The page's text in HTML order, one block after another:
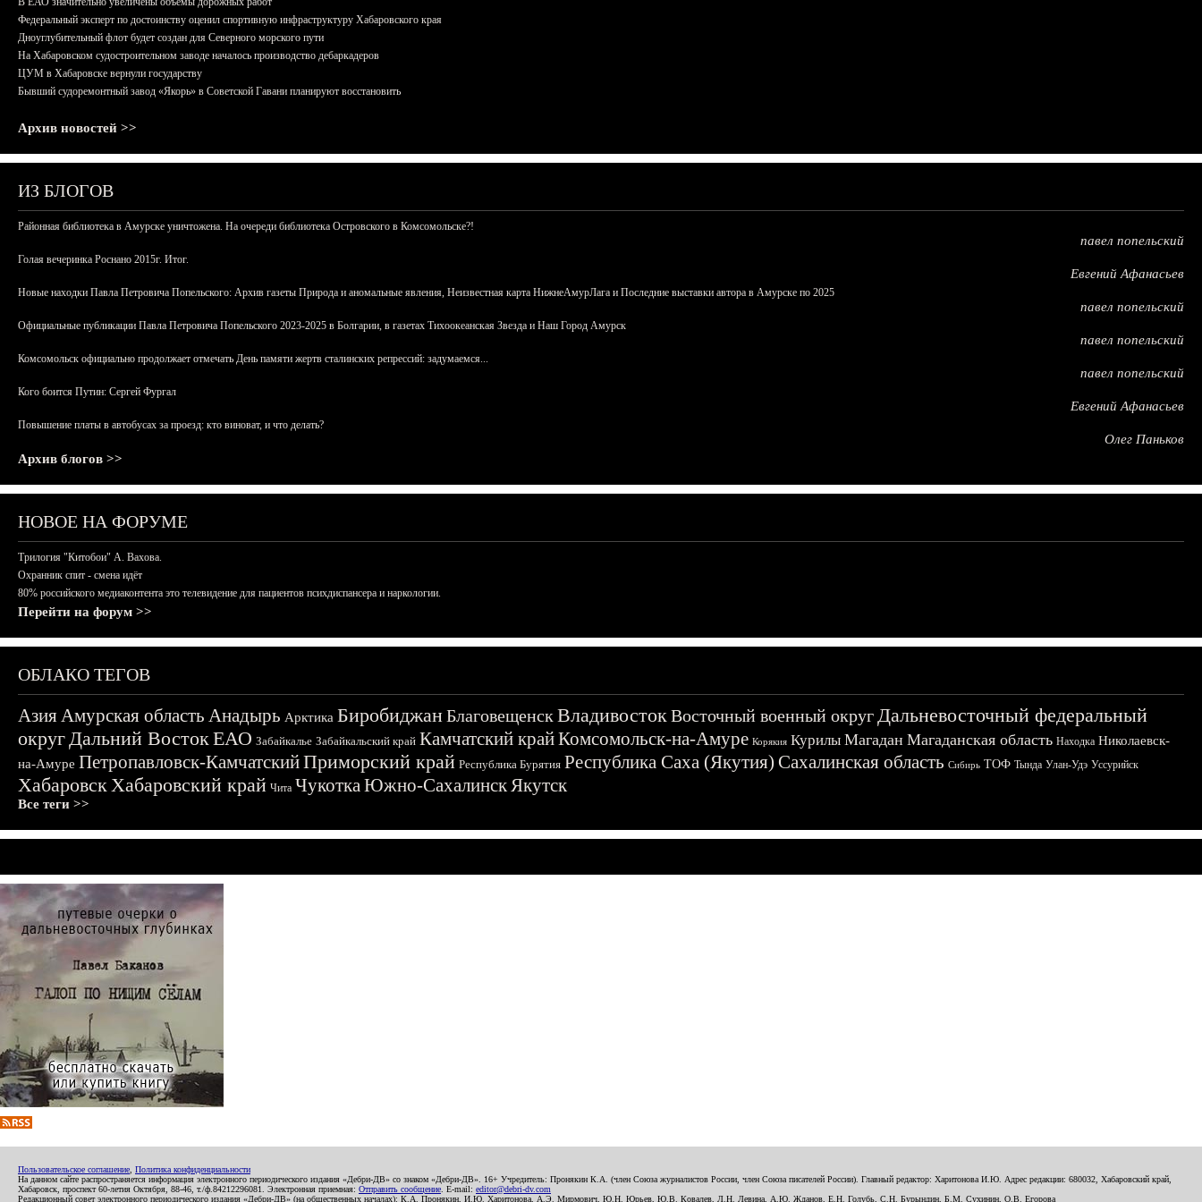
Федеральный эксперт по достоинству оценил спортивную инфраструктуру Хабаровского края
Дноуглубительный флот будет создан для Северного морского пути
На Хабаровском судостроительном заводе началось производство дебаркадеров
ЦУМ в Хабаровске вернули государству
Бывший судоремонтный завод «Якорь» в Советской Гавани планируют восстановить
Архив новостей >>
ИЗ БЛОГОВ
Районная библиотека в Амурске уничтожена. На очереди библиотека Островского в Комсомольске?!
павел попельский
Голая вечеринка Роснано 2015г. Итог.
Евгений Афанасьев
Новые находки Павла Петровича Попельского: Архив газеты Природа и аномальные явления, Неизвестная карта НижнеАмурЛага и Последние выставки автора в Амурске по 2025
павел попельский
Официальные публикации Павла Петровича Попельского 2023-2025 в Болгарии, в газетах Тихоокеанская Звезда и Наш Город Амурск
павел попельский
Комсомольск официально продолжает отмечать День памяти жертв сталинских репрессий: задумаемся...
павел попельский
Кого боится Путин: Сергей Фургал
Евгений Афанасьев
Повышение платы в автобусах за проезд: кто виноват, и что делать?
Олег Паньков
Архив блогов >>
НОВОЕ НА ФОРУМЕ
Трилогия "Китобои" А. Вахова.
Охранник спит - смена идёт
80% российского медиаконтента это телевидение для пациентов психдиспансера и наркологии.
Перейти на форум >>
ОБЛАКО ТЕГОВ
АзияАмурская область Анадырь Арктика БиробиджанБлаговещенскВладивостокВосточный военный округДальневосточный федеральный
округДальний ВостокЕАО Забайкалье Забайкальский край Камчатский крайКомсомольск-на-Амуре Корякия Курилы Магадан Магаданская область Находка Николаевск-
на-Амуре Петропавловск-КамчатскийПриморский край Республика Бурятия Республика Саха (Якутия) Сахалинская область Сибирь ТОФ Тында Улан-Удэ Уссурийск
ХабаровскХабаровский край Чита ЧукоткаЮжно-СахалинскЯкутск
Все теги >>
Пользовательское соглашение Политика конфиденциальности
На данном сайте распространяется информация электронного периодического издания «Дебри-ДВ» со знаком «Дебри-ДВ». 16+ Учредитель: Пронякин К.А. (член Союза журналистов России, член Союза писателей России). Главный редактор: Харитонова И.Ю. Адрес редакции: 680032, Хабаровский край,
Хабаровск, проспект 60-летия Октября, 88-46, т./ф.84212296081. Электронная приемная: Отправить сообщение . E-mail: editor@debri-dv.com
Редакционный совет электронного периодического издания «Дебри-ДВ» (на общественных началах): К.А. Пронякин, И.Ю. Харитонова, А.Э. Мирмович, Ю.Н. Юрьев, Ю.В. Ковалев, Л.Н. Левина, А.Ю. Жданов, Е.Н. Голубь, С.Н. Бурындин, Б.М. Сухинин, О.В. Егорова